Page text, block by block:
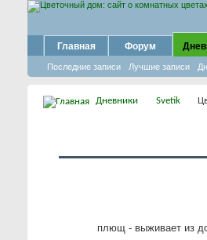
Главная Форум
Последние записи Лучшие записи
Дневники Svetik
плющ - выживает из